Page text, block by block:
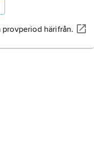
provperiod härifrån.